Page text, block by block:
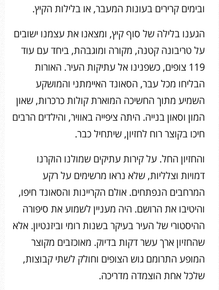
ובימים קרירים בעונות המעבר, או בלילות הקיץ.
הגענו בלילה של סוף קיץ, ומצאנו את עצמנו ישובים
על טריבונה קטנה, מקורה ומוגבהת, ביחד עם עוד
119 צופים, כשפנינו אל עתיקות העיר. האורות
הבליחו מכל עבר, הסאונד האיימתני והמושקע
השמיע מתוך החשיכה המוארת קולות כרכרות, שאון
המון וסאון בנייה. היתה ציפייה באוויר, והילדים הרבים
חיכו בקוצר רוח לחזיון, שיתחיל כבר.
והחזיון החל. על קירות עתיקים שמולנו הוקרנו
דמויות וצלליות, שלא נראו מרשימים על רקע
המרחבים הנפתחים. אולם הקריינות והסאונד חיפו,
והיטיבו את הרושם. היה מעניין לשמוע את סיפורה
ההיסטורי של העיר בעיקר בשנות רומי וביזנטיון. אלא
שהחזיון ארך עשר דקות בדיוק. מאוכזבים מקוצר
המופע התרומם גוש הצופים וחולק לשתי קבוצות,
שלכל אחת הוצמדה מדריכה.